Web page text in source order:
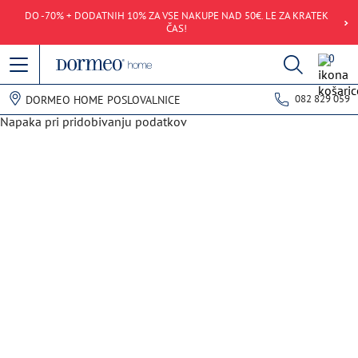
DO -70% + DODATNIH 10% ZA VSE NAKUPE NAD 50€. LE ZA KRATEK
ČAS!
0
DORMEO HOME POSLOVALNICE 082 829 059
Napaka pri pridobivanju podatkov